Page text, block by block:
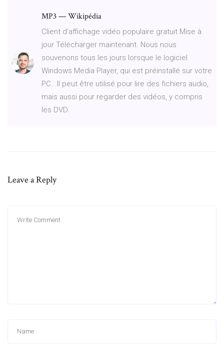
MP3 — Wikipédia
Client d'affichage vidéo populaire gratuit Mise à
jour Télécharger maintenant. Nous nous
souvenons tous les jours lorsque le logiciel
Windows Media Player, qui est préinstallé sur votre
PC...Il peut être utilisé pour lire des fichiers audio,
mais aussi pour regarder des vidéos, y compris
les DVD.
Leave a Reply